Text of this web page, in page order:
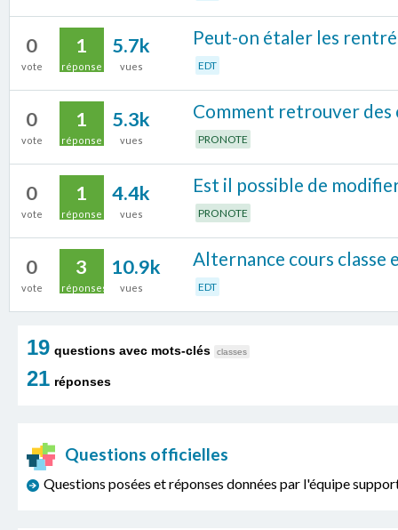
0
vote
1
réponse
5.7k
vues
Peut-on étaler les
EDT
0
vote
1
réponse
5.3k
vues
Comment retrouver des
PRONOTE
0
vote
1
réponse
4.4k
vues
Est il possible de
PRONOTE
0
vote
3
réponses
10.9k
vues
Alternance cours classe
EDT
19 questions avec mots-clés classes
21 réponses
Questions officielles
Questions posées et réponses données par l'équipe